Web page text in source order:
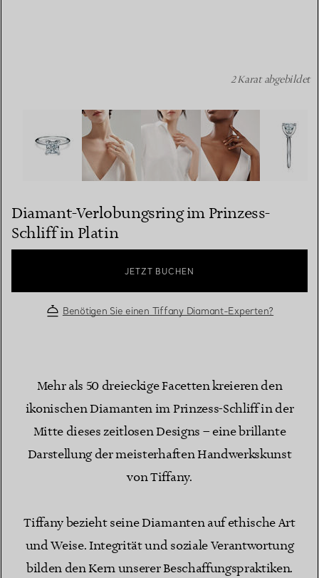
Diamant-Verlobungsring im Prinzess-Schliff in Platin
2 Karat abgebildet
Diamant-Verlobungsring im Prinzess-
Schliff in Platin
JETZT BUCHEN
Benötigen Sie einen Tiffany Diamant-Experten?
Mehr als 50 dreieckige Facetten kreieren den
ikonischen Diamanten im Prinzess-Schliff in der
Mitte dieses zeitlosen Designs – eine brillante
Darstellung der meisterhaften Handwerkskunst
von Tiffany.
Tiffany bezieht seine Diamanten auf ethische Art
und Weise. Integrität und soziale Verantwortung
bilden den Kern unserer Beschaffungspraktiken.